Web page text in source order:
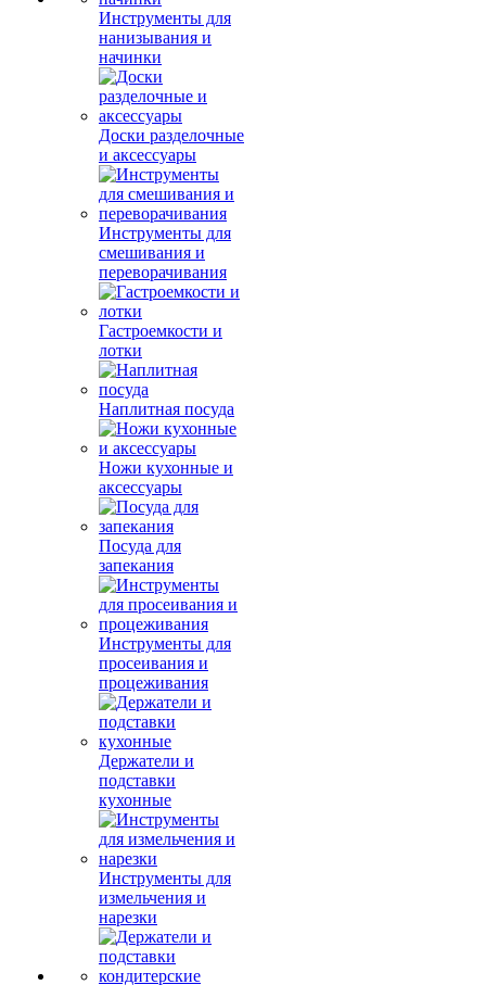
Инструменты для
нанизывания и
начинки
Доски разделочные
и аксессуары
Инструменты для
смешивания и
переворачивания
Гастроемкости и
лотки
Наплитная посуда
Ножи кухонные и
аксессуары
Посуда для
запекания
Инструменты для
просеивания и
процеживания
Держатели и
подставки
кухонные
Инструменты для
измельчения и
нарезки